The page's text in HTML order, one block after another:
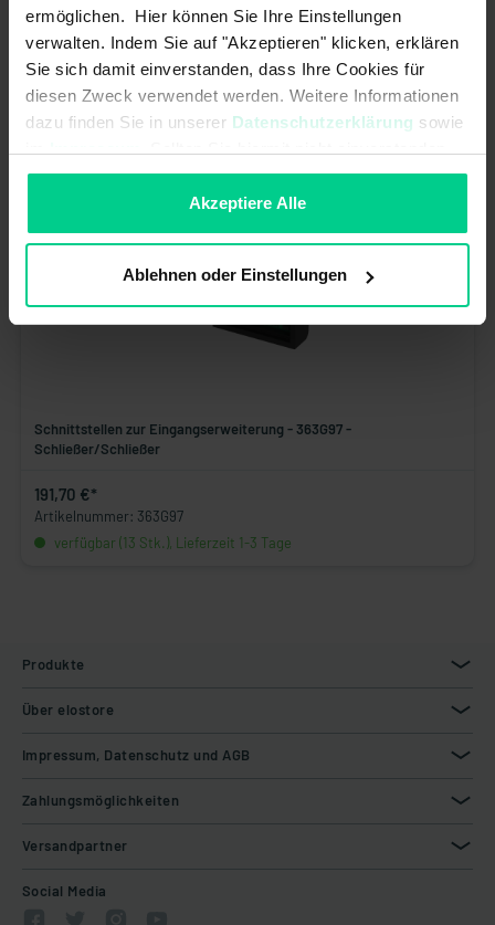
ermöglichen. Hier können Sie Ihre Einstellungen
verwalten. Indem Sie auf "Akzeptieren" klicken, erklären
Sie sich damit einverstanden, dass Ihre Cookies für
diesen Zweck verwendet werden. Weitere Informationen
dazu finden Sie in unserer Datenschutzerklärung sowie
sein, können Sie die Verwendung von Cookies hier
Akzeptiere Alle
Ablehnen oder Einstellungen
191,70 €*
Artikelnummer: 363V97
verfügbar (16 Stk.), Lieferzeit 1-3 Tage
Schnittstellen zur Eingangserweiterung - 363G97 -
Schließer/Schließer
191,70 €*
Artikelnummer: 363G97
verfügbar (13 Stk.), Lieferzeit 1-3 Tage
Produkte
Über elostore
Impressum, Datenschutz und AGB
Zahlungsmöglichkeiten
Versandpartner
Social Media